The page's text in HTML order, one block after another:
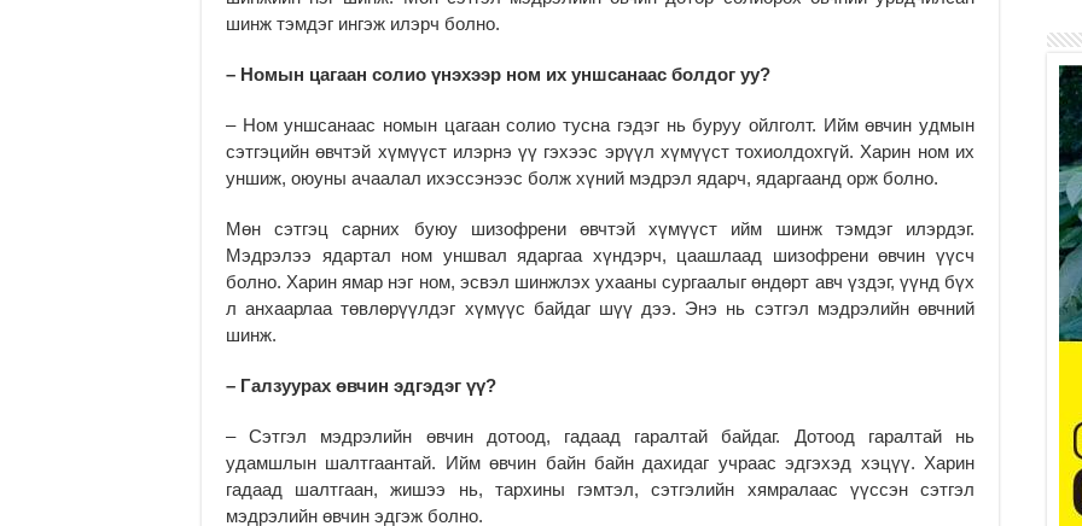
шинж тэмдэг ингэж илэрч болно.
– Номын цагаан солио үнэхээр ном их уншсанаас болдог уу?
– Ном уншсанаас номын цагаан солио тусна гэдэг нь буруу ойлголт. Ийм өвчин удмын
сэтгэцийн өвчтэй хүмүүст илэрнэ үү гэхээс эрүүл хүмүүст тохиолдохгүй. Харин ном их
уншиж, оюуны ачаалал ихэссэнээс болж хүний мэдрэл ядарч, ядаргаанд орж болно.
Мөн сэтгэц сарних буюу шизофрени өвчтэй хүмүүст ийм шинж тэмдэг илэрдэг.
Мэдрэлээ ядартал ном уншвал ядаргаа хүндэрч, цаашлаад шизофрени өвчин үүсч
болно. Харин ямар нэг ном, эсвэл шинжлэх ухааны сургаалыг өндөрт авч үздэг, үүнд бүх
л анхаарлаа төвлөрүүлдэг хүмүүс байдаг шүү дээ. Энэ нь сэтгэл мэдрэлийн өвчний
шинж.
– Галзуурах өвчин эдгэдэг үү?
– Сэтгэл мэдрэлийн өвчин дотоод, гадаад гаралтай байдаг. Дотоод гаралтай нь
удамшлын шалтгаантай. Ийм өвчин байн байн дахидаг учраас эдгэхэд хэцүү. Харин
гадаад шалтгаан, жишээ нь, тархины гэмтэл, сэтгэлийн хямралаас үүссэн сэтгэл
мэдрэлийн өвчин эдгэж болно.